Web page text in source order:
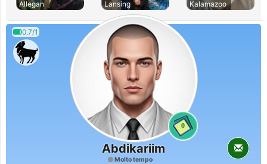
Allegan
Lansing
Kalamazoo
0.7/1
0
Abdikariim
Molto tempo